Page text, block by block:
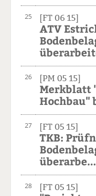
25 [FT 06 15]
ATV
26 [PM 05 15]
Merkblatt
Hochbau"
27 [FT 05 15]
TKB:
überarbe...
28 [FT 05 15]